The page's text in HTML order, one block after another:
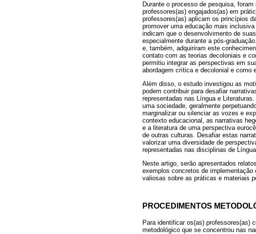
Durante o processo de pesquisa,
professores(as) engajados(as) em
professores(as) aplicam os princípios
promover uma educação mais
indicam que o desenvolvimento de
especialmente durante a pós-
e, também, adquiriram este
contato com as teorias decoloniais e
permitiu integrar as perspectivas em
abordagem crítica e decolonial e como
Além disso, o estudo investigou as
podem contribuir para desafiar
representadas nas Língua e
uma sociedade, geralmente
marginalizar ou silenciar as vozes e
contexto educacional, as narrativas
e a literatura de uma perspectiva
de outras culturas. Desafiar estas
valorizar uma diversidade de
representadas nas disciplinas de
Neste artigo, serão apresentados
exemplos concretos de
valiosas sobre as práticas e materiais
PROCEDIMENTOS
Para identificar os(as) professores(as)
metodológico que se concentrou nas